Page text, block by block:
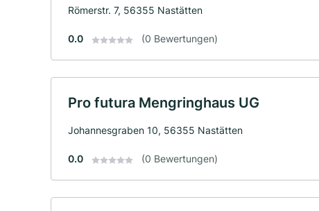
Römerstr. 7, 56355 Nastätten
0.0 (0 Bewertungen)
Pro futura Mengringhaus UG
Johannesgraben 10, 56355 Nastätten
0.0 (0 Bewertungen)